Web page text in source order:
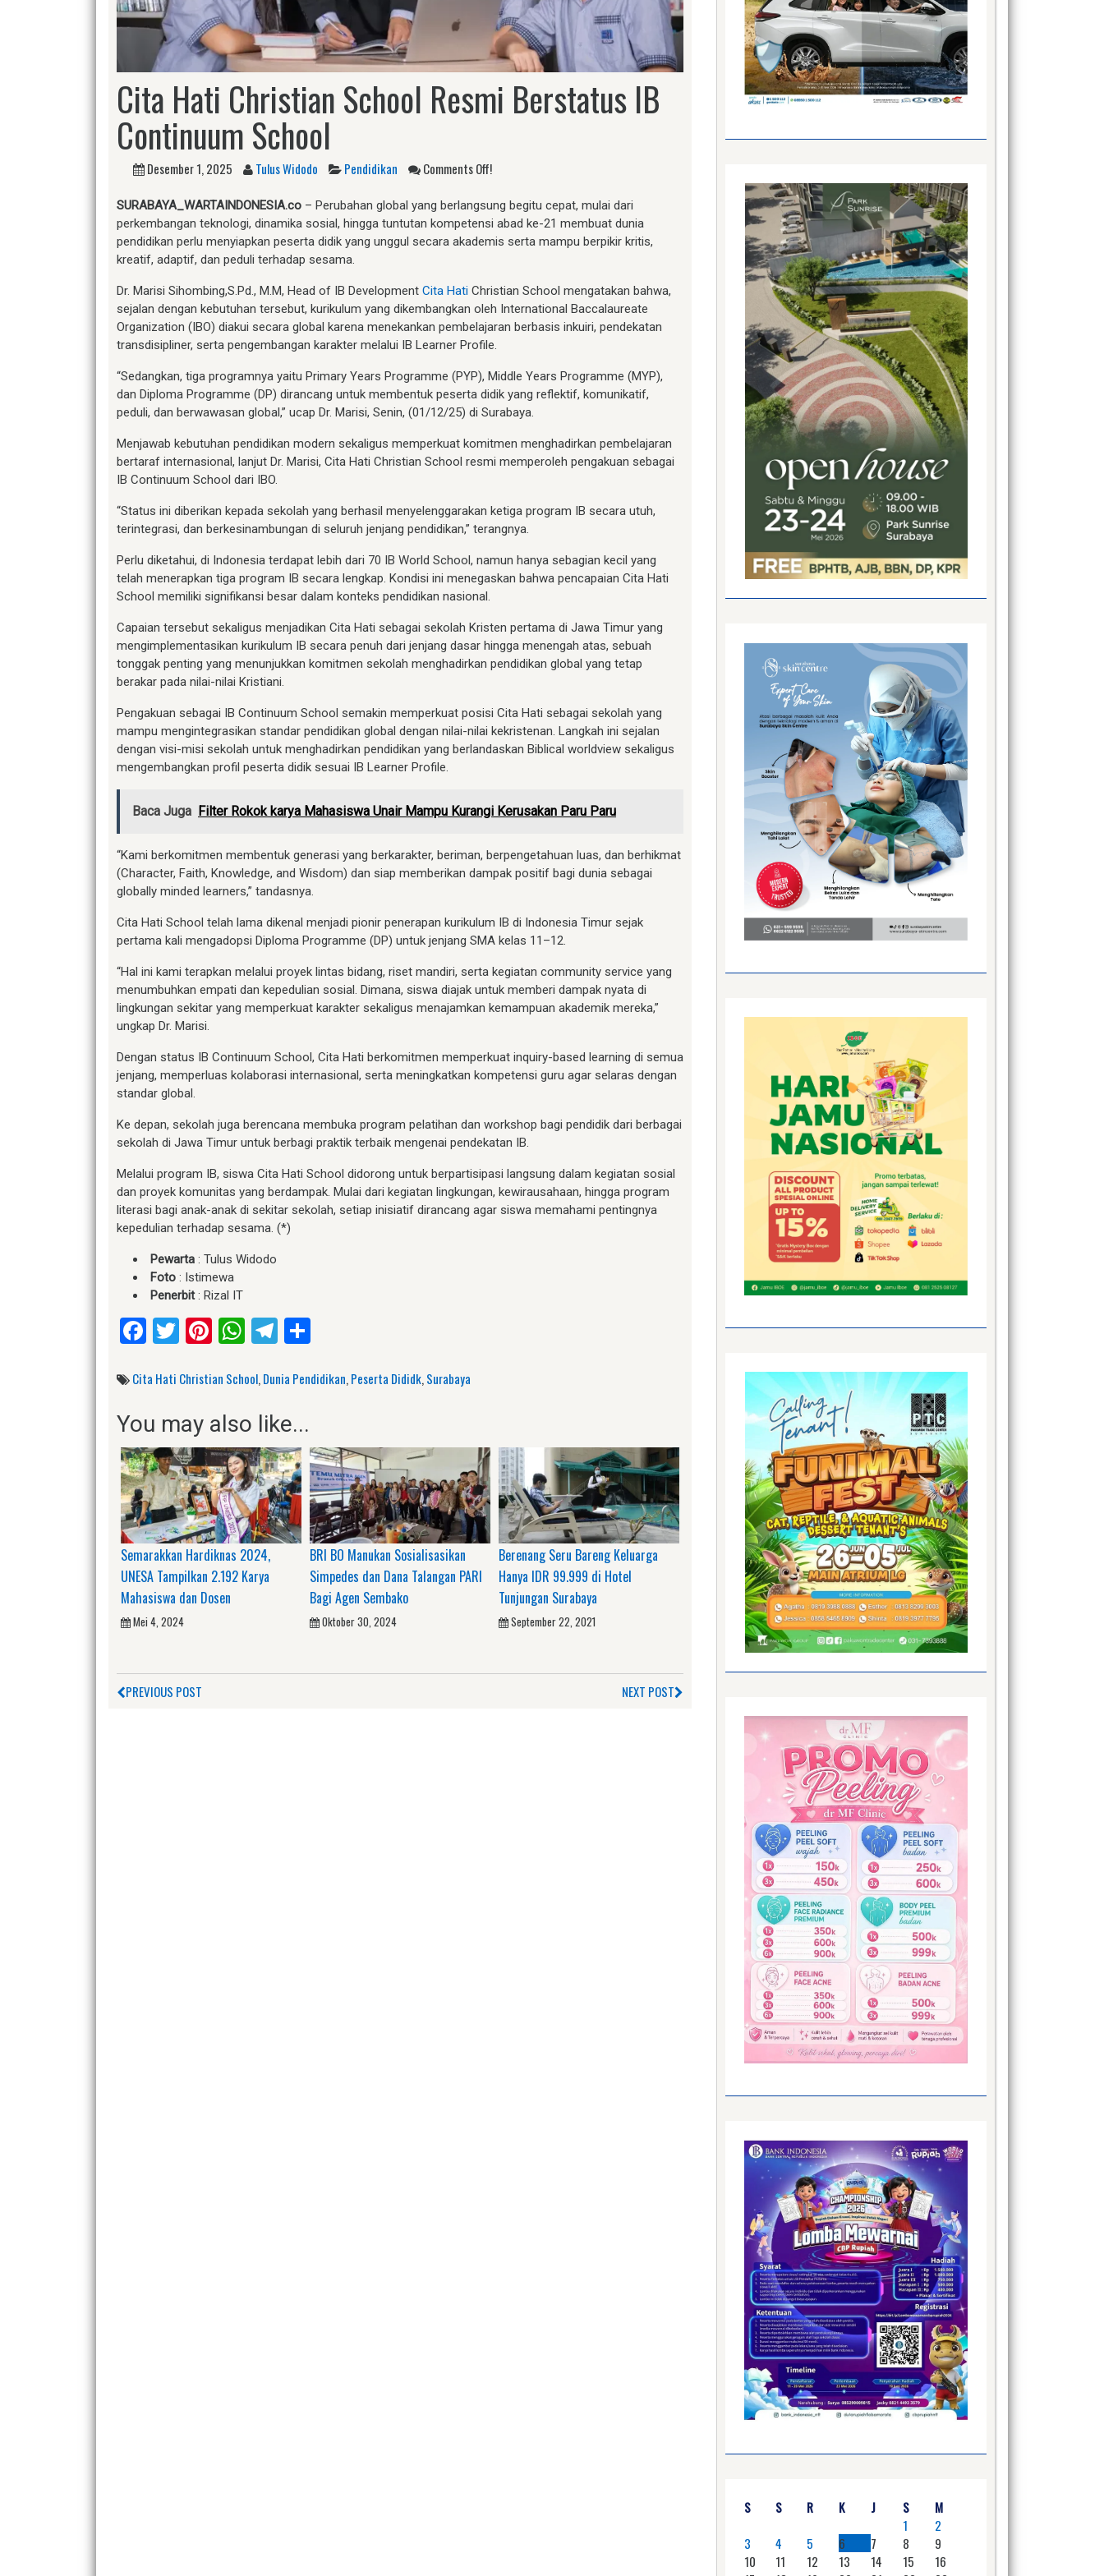
Cita Hati Christian School Resmi Berstatus IB
Continuum School
Desember 1, 2025 Tulus Widodo Pendidikan Comments Off!
SURABAYA_WARTAINDONESIA.co – Perubahan global yang berlangsung begitu cepat, mulai dari
perkembangan teknologi, dinamika sosial, hingga tuntutan kompetensi abad ke-21 membuat dunia
pendidikan perlu menyiapkan peserta didik yang unggul secara akademis serta mampu berpikir kritis,
kreatif, adaptif, dan peduli terhadap sesama.
Dr. Marisi Sihombing,S.Pd., M.M, Head of IB Development Cita Hati Christian School mengatakan bahwa,
sejalan dengan kebutuhan tersebut, kurikulum yang dikembangkan oleh International Baccalaureate
Organization (IBO) diakui secara global karena menekankan pembelajaran berbasis inkuiri, pendekatan
transdisipliner, serta pengembangan karakter melalui IB Learner Profile.
“Sedangkan, tiga programnya yaitu Primary Years Programme (PYP), Middle Years Programme (MYP),
dan Diploma Programme (DP) dirancang untuk membentuk peserta didik yang reflektif, komunikatif,
peduli, dan berwawasan global,” ucap Dr. Marisi, Senin, (01/12/25) di Surabaya.
Menjawab kebutuhan pendidikan modern sekaligus memperkuat komitmen menghadirkan pembelajaran
bertaraf internasional, lanjut Dr. Marisi, Cita Hati Christian School resmi memperoleh pengakuan sebagai
IB Continuum School dari IBO.
“Status ini diberikan kepada sekolah yang berhasil menyelenggarakan ketiga program IB secara utuh,
terintegrasi, dan berkesinambungan di seluruh jenjang pendidikan,” terangnya.
Perlu diketahui, di Indonesia terdapat lebih dari 70 IB World School, namun hanya sebagian kecil yang
telah menerapkan tiga program IB secara lengkap. Kondisi ini menegaskan bahwa pencapaian Cita Hati
School memiliki signifikansi besar dalam konteks pendidikan nasional.
Capaian tersebut sekaligus menjadikan Cita Hati sebagai sekolah Kristen pertama di Jawa Timur yang
mengimplementasikan kurikulum IB secara penuh dari jenjang dasar hingga menengah atas, sebuah
tonggak penting yang menunjukkan komitmen sekolah menghadirkan pendidikan global yang tetap
berakar pada nilai-nilai Kristiani.
Pengakuan sebagai IB Continuum School semakin memperkuat posisi Cita Hati sebagai sekolah yang
mampu mengintegrasikan standar pendidikan global dengan nilai-nilai kekristenan. Langkah ini sejalan
dengan visi-misi sekolah untuk menghadirkan pendidikan yang berlandaskan Biblical worldview sekaligus
mengembangkan profil peserta didik sesuai IB Learner Profile.
Baca Juga Filter Rokok karya Mahasiswa Unair Mampu Kurangi Kerusakan Paru Paru
“Kami berkomitmen membentuk generasi yang berkarakter, beriman, berpengetahuan luas, dan berhikmat
(Character, Faith, Knowledge, and Wisdom) dan siap memberikan dampak positif bagi dunia sebagai
globally minded learners,” tandasnya.
Cita Hati School telah lama dikenal menjadi pionir penerapan kurikulum IB di Indonesia Timur sejak
pertama kali mengadopsi Diploma Programme (DP) untuk jenjang SMA kelas 11–12.
“Hal ini kami terapkan melalui proyek lintas bidang, riset mandiri, serta kegiatan community service yang
menumbuhkan empati dan kepedulian sosial. Dimana, siswa diajak untuk memberi dampak nyata di
lingkungan sekitar yang memperkuat karakter sekaligus menajamkan kemampuan akademik mereka,”
ungkap Dr. Marisi.
Dengan status IB Continuum School, Cita Hati berkomitmen memperkuat inquiry-based learning di semua
jenjang, memperluas kolaborasi internasional, serta meningkatkan kompetensi guru agar selaras dengan
standar global.
Ke depan, sekolah juga berencana membuka program pelatihan dan workshop bagi pendidik dari berbagai
sekolah di Jawa Timur untuk berbagi praktik terbaik mengenai pendekatan IB.
Melalui program IB, siswa Cita Hati School didorong untuk berpartisipasi langsung dalam kegiatan sosial
dan proyek komunitas yang berdampak. Mulai dari kegiatan lingkungan, kewirausahaan, hingga program
literasi bagi anak-anak di sekitar sekolah, setiap inisiatif dirancang agar siswa memahami pentingnya
kepedulian terhadap sesama. (*)
Pewarta : Tulus Widodo
Foto : Istimewa
Penerbit: Rizal IT
Facebook
Twitter
Pinterest
WhatsApp
Telegram
Cita Hati Christian School,Dunia Pendidikan,Peserta Dididk,Surabaya
You may also like...
Semarakkan Hardiknas 2024,
UNESA Tampilkan 2.192 Karya
Mahasiswa dan Dosen
Mei 4, 2024
BRI BO Manukan Sosialisasikan
Simpedes dan Dana Talangan PARI
Bagi Agen Sembako
Oktober 30, 2024
Berenang Seru Bareng Keluarga
Hanya IDR 99.999 di Hotel
Tunjungan Surabaya
September 22, 2021
PREVIOUS POST NEXT POST
S S R K J S
M
1
2
3
4 5 6 7 8
9
10
11 12 13 14 15
16